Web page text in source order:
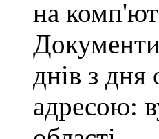
на
днів з
адресою: